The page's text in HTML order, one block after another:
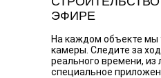
ЭФИРЕ
На каждом объекте мы
камеры. Следите за
реального времени, из
специальное